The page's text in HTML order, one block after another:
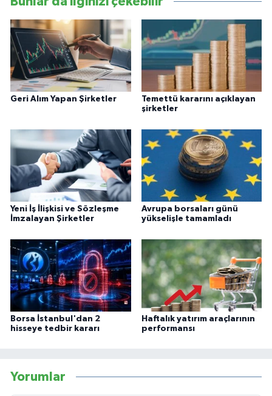
Geri Alım Yapan Şirketler
Temettü kararını açıklayan
şirketler
Yeni İş İlişkisi ve Sözleşme
İmzalayan Şirketler
Avrupa borsaları günü
yükselişle tamamladı
Borsa İstanbul'dan 2
hisseye tedbir kararı
Haftalık yatırım araçlarının
performansı
Yorumlar